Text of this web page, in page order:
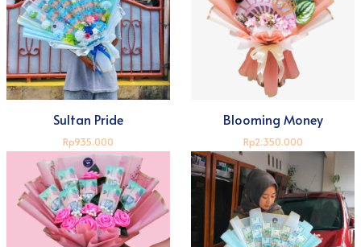
Sultan Pride
Rp935.000
Blooming Money
Rp2.350.000